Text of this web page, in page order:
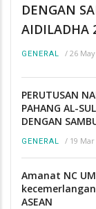
DENGAN
AIDILADHA
GENERAL / 26
PERUTUSAN
PAHANG AL-
DENGAN
GENERAL / 19 Mar
Amanat NC
ASEAN